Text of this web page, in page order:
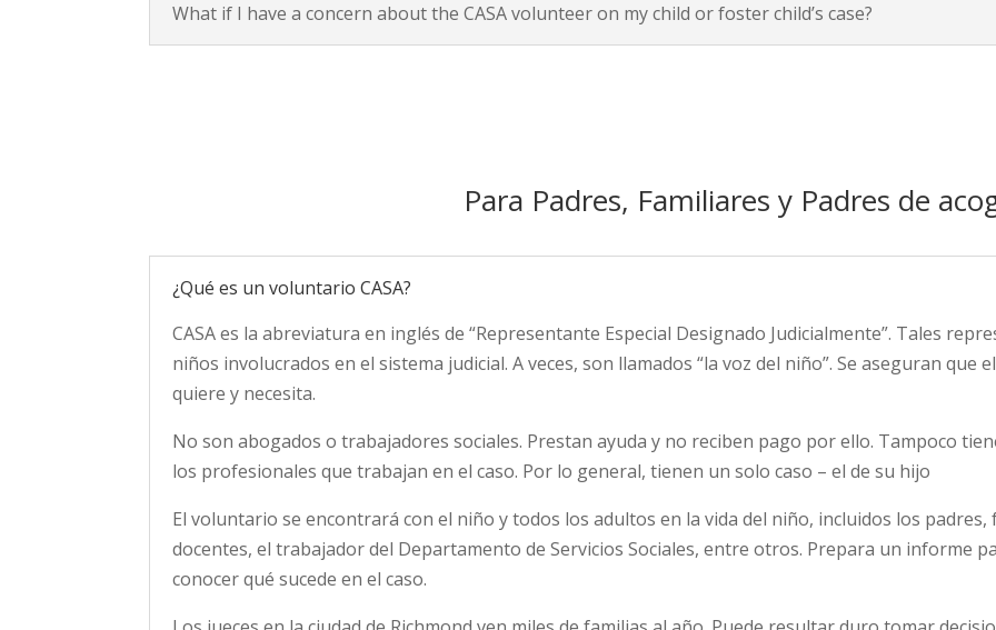
What if I have a concern about the CASA volunteer on my child or foster child’s case?
Para Padres, Familiares y Padres de
¿Qué es un voluntario CASA?
CASA es la abreviatura en inglés de “Representante Especial Designado Judicialmente”. Tales
niños involucrados en el sistema judicial. A veces, son llamados “la voz del niño”. Se aseguran que
quiere y necesita.
No son abogados o trabajadores sociales. Prestan ayuda y no reciben pago por ello. Tampoco
los profesionales que trabajan en el caso. Por lo general, tienen un solo caso – el de su hijo
El voluntario se encontrará con el niño y todos los adultos en la vida del niño, incluidos los padres,
docentes, el trabajador del Departamento de Servicios Sociales, entre otros. Prepara un informe
conocer qué sucede en el caso.